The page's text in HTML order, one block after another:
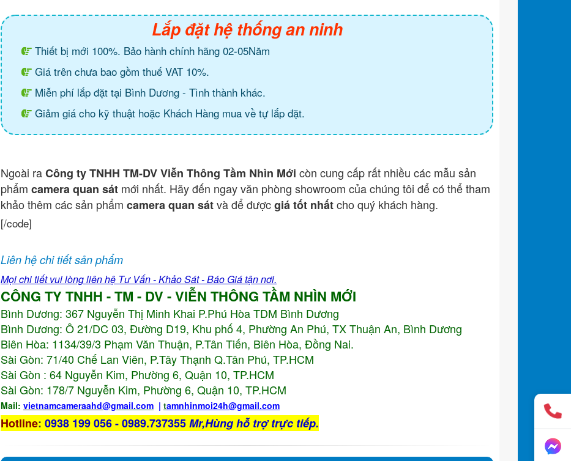
Lắp đặt hệ thống an ninh
Thiết bị mới 100%. Bảo hành chính hãng 02-05Năm
Giá trên chưa bao gồm thuế VAT 10%.
Miễn phí lắp đặt tại Bình Dương - Tình thành khác.
Giảm giá cho kỹ thuật hoặc Khách Hàng mua về tự lắp đặt.
Ngoài raCông ty TNHH TM-DV Viễn Thông Tầm Nhìn Mới còn cung cấp rất nhiều các mẫu sản
phẩm camera quan sát mới nhất. Hãy đến ngay văn phòng showroom của chúng tôi để có thể tham
khảo thêm các sản phẩm camera quan sátvà để đượcgiá tốt nhấtcho quý khách hàng.
[/code]
Liên hệ chi tiết sản phẩm
Mọi chi tiết vui lòng liên hệ Tư Vấn - Khảo Sát - Báo Giá tận nơi.
CÔNG TY TNHH - TM - DV - VIỄN THÔNG TẦM NHÌN MỚI
Bình Dương: 367 Nguyễn Thị Minh Khai P.Phú Hòa TDM Bình Dương
Bình Dương: Ô 21/DC 03, Đường D19, Khu phố 4, Phường An Phú, TX Thuận An, Bình Dương
Biên Hòa: 1134/39/3 Phạm Văn Thuận, P.Tân Tiến, Biên Hòa, Đồng Nai.
Sài Gòn: 71/40 Chế Lan Viên, P.Tây Thạnh Q.Tân Phú, TP.HCM
Sài Gòn : 64 Nguyễn Kim, Phường 6, Quận 10, TP.HCM
Sài Gòn: 178/7 Nguyễn Kim, Phường 6, Quận 10, TP.HCM
Mail: vietnamcameraahd@gmail.com | tamnhinmoi24h@gmail.com
Hotline: 0938 199 056 - 0989.737355Mr,Hùng hỗ trợ trực tiếp.